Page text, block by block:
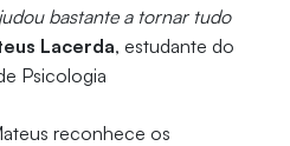
bastante a tornar tudo
Lacerda, estudante do
Psicologia
reconhece os